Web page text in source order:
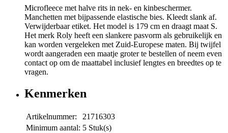
Microfleece met halve rits in nek- en kinbeschermer.
Manchetten met bijpassende elastische bies. Kleedt slank af.
Verwijderbaar etiket. Het model is 179 cm en draagt maat S.
Het merk Roly heeft een slankere pasvorm als gebruikelijk en
kan worden vergeleken met Zuid-Europese maten. Bij twijfel
wordt aangeraden een maatje groter te bestellen of neem even
contact op om de maattabel inclusief lengtes en breedtes op te
vragen.
Kenmerken
Artikelnummer:
21716303
Minimum aantal: 5 Stuk(s)